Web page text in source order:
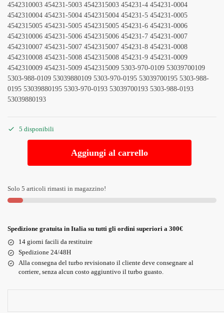
4542310003 454231-5003 4542315003 454231-4 454231-0004
4542310004 454231-5004 4542315004 454231-5 454231-0005
4542315005 454231-5005 4542315005 454231-6 454231-0006
4542310006 454231-5006 4542315006 454231-7 454231-0007
4542310007 454231-5007 4542315007 454231-8 454231-0008
4542310008 454231-5008 4542315008 454231-9 454231-0009
4542310009 454231-5009 4542315009 5303-970-0109 53039700109
5303-988-0109 53039880109 5303-970-0195 53039700195 5303-988-
0195 53039880195 5303-970-0193 53039700193 5303-988-0193
53039880193
5 disponibili
Aggiungi al carrello
Solo 5 articoli rimasti in magazzino!
Spedizione gratuita in Italia su tutti gli ordini superiori a 300€
14 giorni facili da restituire
Spedizione 24/48H
Alla consegna del turbo revisionato il cliente deve consegnare al
corriere, senza alcun costo aggiuntivo il turbo guasto.